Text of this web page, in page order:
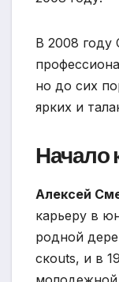
В 2008 году
но до сих
ярких и
Начало
Алексей
карьеру в
родной
скouts, и в